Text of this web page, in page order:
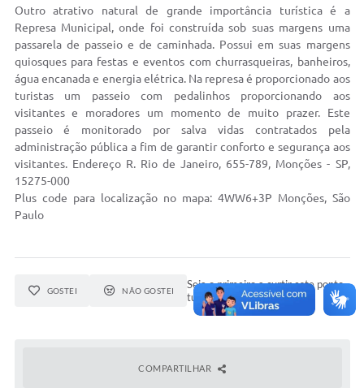
Tribunal de Contas TCESP
Concursos Públicos
Lei Aldir Blanc
Horários Médicos e Odontológicos
Plano Municipal de Educação
Conselho Municipal de Meio Ambiente
Regime Jurídico
Galeria de Fotos
Obras
Outro atrativo natural de grande importância turística é a
Represa Municipal, onde foi construída sob suas margens uma
passarela de passeio e de caminhada. Possui em suas margens
quiosques para festas e eventos com churrasqueiras, banheiros,
água encanada e energia elétrica. Na represa é proporcionado aos
turistas um passeio com pedalinhos proporcionando aos
visitantes e moradores um momento de muito prazer. Este
passeio é monitorado por salva vidas contratados pela
administração pública a fim de garantir conforto e segurança aos
visitantes. Endereço R. Rio de Janeiro, 655-789, Monções - SP,
15275-000
Plus code para localização no mapa: 4WW6+3P Monções, São
Paulo
GOSTEI NÃO GOSTEI
Seja o primeiro a curtir este ponto
turístico.
COMPARTILHAR